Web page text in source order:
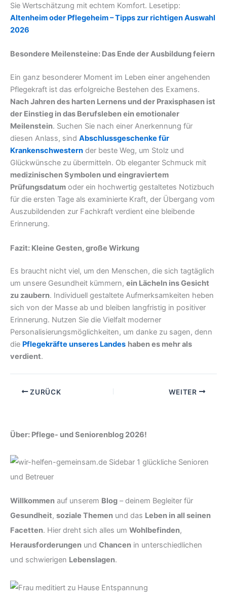
Sie Wertschätzung mit echtem Komfort. Lesetipp:
Altenheim oder Pflegeheim – Tipps zur richtigen Auswahl
2026
Besondere Meilensteine: Das Ende der Ausbildung feiern
Ein ganz besonderer Moment im Leben einer angehenden
Pflegekraft ist das erfolgreiche Bestehen des Examens.
Nach Jahren des harten Lernens und der Praxisphasen ist
der Einstieg in das Berufsleben ein emotionaler
Meilenstein. Suchen Sie nach einer Anerkennung für
diesen Anlass, sind Abschlussgeschenke für
Krankenschwestern der beste Weg, um Stolz und
Glückwünsche zu übermitteln. Ob eleganter Schmuck mit
medizinischen Symbolen und eingraviertem
Prüfungsdatum oder ein hochwertig gestaltetes Notizbuch
für die ersten Tage als examinierte Kraft, der Übergang vom
Auszubildenden zur Fachkraft verdient eine bleibende
Erinnerung.
Fazit: Kleine Gesten, große Wirkung
Es braucht nicht viel, um den Menschen, die sich tagtäglich
um unsere Gesundheit kümmern, ein Lächeln ins Gesicht
zu zaubern. Individuell gestaltete Aufmerksamkeiten heben
sich von der Masse ab und bleiben langfristig in positiver
Erinnerung. Nutzen Sie die Vielfalt moderner
Personalisierungsmöglichkeiten, um danke zu sagen, denn
die Pflegekräfte unseres Landes haben es mehr als
verdient.
ZURÜCK WEITER
Über: Pflege- und Seniorenblog 2026!
Willkommen auf unserem Blog – deinem Begleiter für
Gesundheit, soziale Themen und das Leben in all seinen
Facetten. Hier dreht sich alles um Wohlbefinden,
Herausforderungen und Chancen in unterschiedlichen
und schwierigen Lebenslagen.